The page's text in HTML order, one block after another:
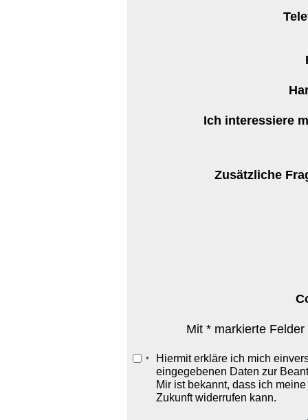
Ich interessiere
Zusätzliche
Mit * markierte
*
Hiermit erkläre ich mich
eingegebenen Daten zur
Mir ist bekannt, dass ich
Zukunft widerrufen kann.